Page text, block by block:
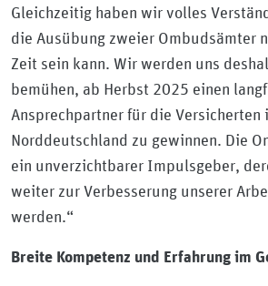
Gleichzeitig haben wir volles
die Ausübung zweier Ombudsämter
Zeit sein kann. Wir werden uns
bemühen, ab Herbst 2025 einen
Ansprechpartner für die Versicherten
Norddeutschland zu gewinnen. Die
ein unverzichtbarer Impulsgeber,
weiter zur Verbesserung unserer
werden.“
Breite Kompetenz und Erfahrung im